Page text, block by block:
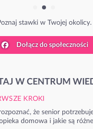
stawki w Twojej okolicy.
Dołącz do społeczności
W CENTRUM
KROKI
że senior
domowa i jakie są